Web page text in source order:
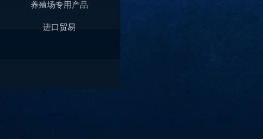
养殖场专用产品
进口贸易